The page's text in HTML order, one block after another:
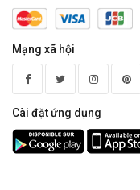
Mạng xã hội
Cài đặt ứng dụng